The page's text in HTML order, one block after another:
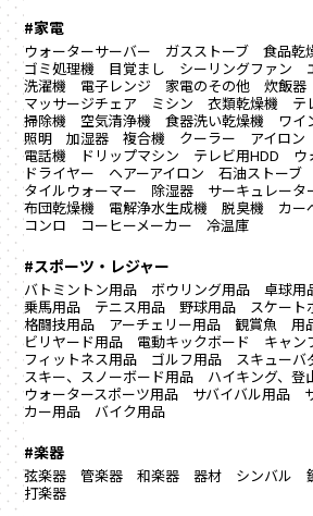
#家電
ウォーターサーバー ガスストーブ 食品乾
ゴミ処理機
目覚まし シーリングファン
洗濯機
電子レンジ 家電のその他 炊飯器
マッサージチェア
ミシン 衣類乾燥機 テ
掃除機
空気清浄機 食器洗い乾燥機 ワイ
照明
加湿器 複合機 クーラー アイロン
電話機
ドリップマシン テレビ用HDD
ウ
ドライヤー
ヘアーアイロン 石油ストーブ
タイルウォーマー
除湿器 サーキュレータ
布団乾燥機
電解浄水生成機 脱臭機 カー
コンロ
コーヒーメーカー 冷温庫
#スポーツ・レジャー
バトミントン用品 ボウリング用品 卓球用
乗馬用品
テニス用品 野球用品 スケート
格闘技用品
アーチェリー用品 観賞魚 用
ビリヤード用品
電動キックボード キャン
フィットネス用品
ゴルフ用品 スキューバ
スキー、スノーボード用品
ハイキング、登
ウォータースポーツ用品
サバイバル用品
カー用品
バイク用品
#楽器
弦楽器 管楽器 和楽器 器材 シンバル
打楽器